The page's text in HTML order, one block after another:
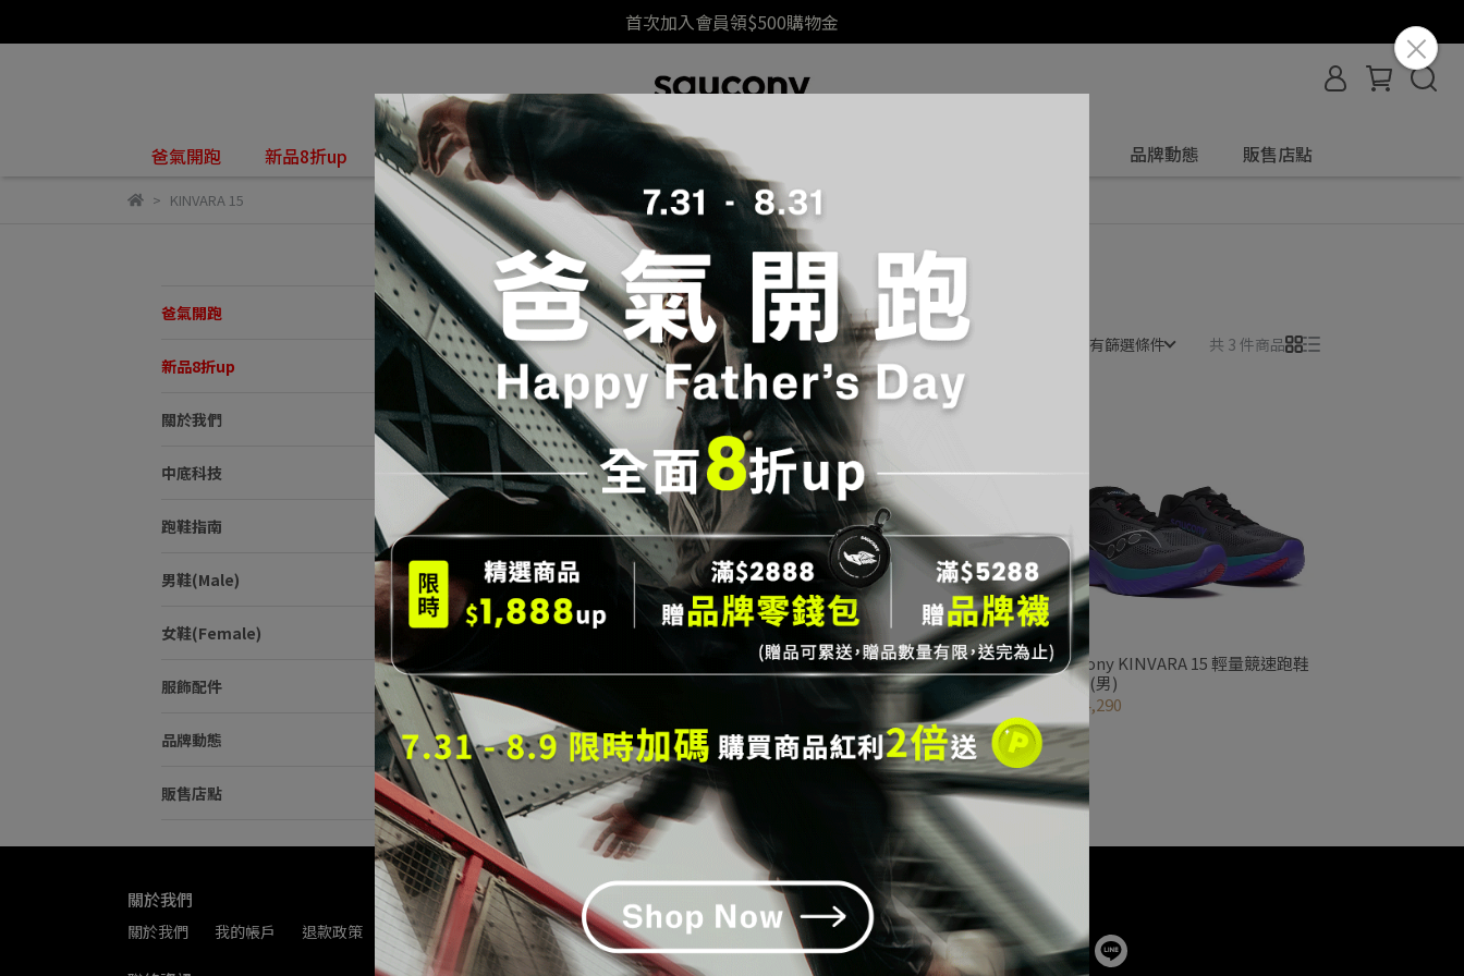
首次加入會員領$500購物金
爸氣開跑 新品8折up 關於我們 中底科技 跑鞋指南 男鞋(Male) 品牌動態 販售店點
KINVARA 15
爸氣開跑
新品8折up
關於我們
中底科技
跑鞋指南
男鞋(Male)
女鞋(Female)
服飾配件
品牌動態
販售店點
KINVARA 15
預設排序 價格 所有篩選條件 共 3 件商品
_橘(男)
NT$4,290
Saucony KINVARA 15 輕量競速跑鞋
_螢光橘 (女)
NT$4,290
Saucony KINVARA 15 輕量競速跑鞋
_黑灰(男)
NT$4,290
關於我們
關於我們 我的帳戶 退款政策 隱私政策 購物說明 服務條款 會員權益 客服中心